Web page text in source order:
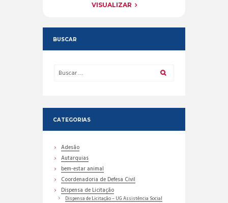
VISUALIZAR
BUSCAR
CATEGORIAS
Adesão
Autarquias
bem-estar animal
Coordenadoria de Defesa Civil
Dispensa de Licitação
Dispensa de Licitação – UG Assistência Social